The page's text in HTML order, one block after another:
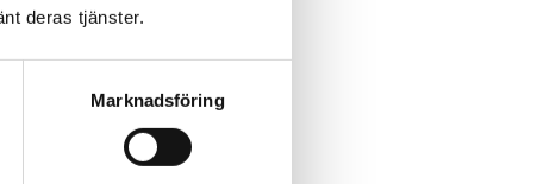
deras tjänster.
Marknadsföring